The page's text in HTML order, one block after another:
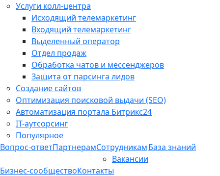
Услуги колл-центра
Исходящий телемаркетинг
Входящий телемаркетинг
Выделенный оператор
Отдел продаж
Обработка чатов и мессенджеров
Защита от парсинга лидов
Создание сайтов
Оптимизация поисковой выдачи (SEO)
Автоматизация портала Битрикс24
IT-аутсорсинг
Популярное
Вопрос-ответПартнерамСотрудникам
Вакансии
База знаний
Бизнес-сообществоКонтакты